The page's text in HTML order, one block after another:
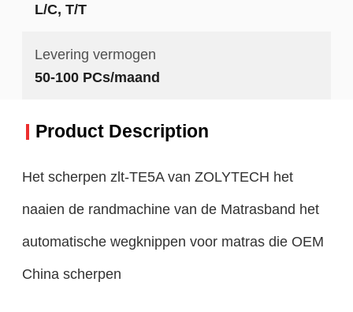
L/C, T/T
Levering vermogen
50-100 PCs/maand
Product Description
Het scherpen zlt-TE5A van ZOLYTECH het
naaien de randmachine van de Matrasband het
automatische wegknippen voor matras die OEM
China scherpen